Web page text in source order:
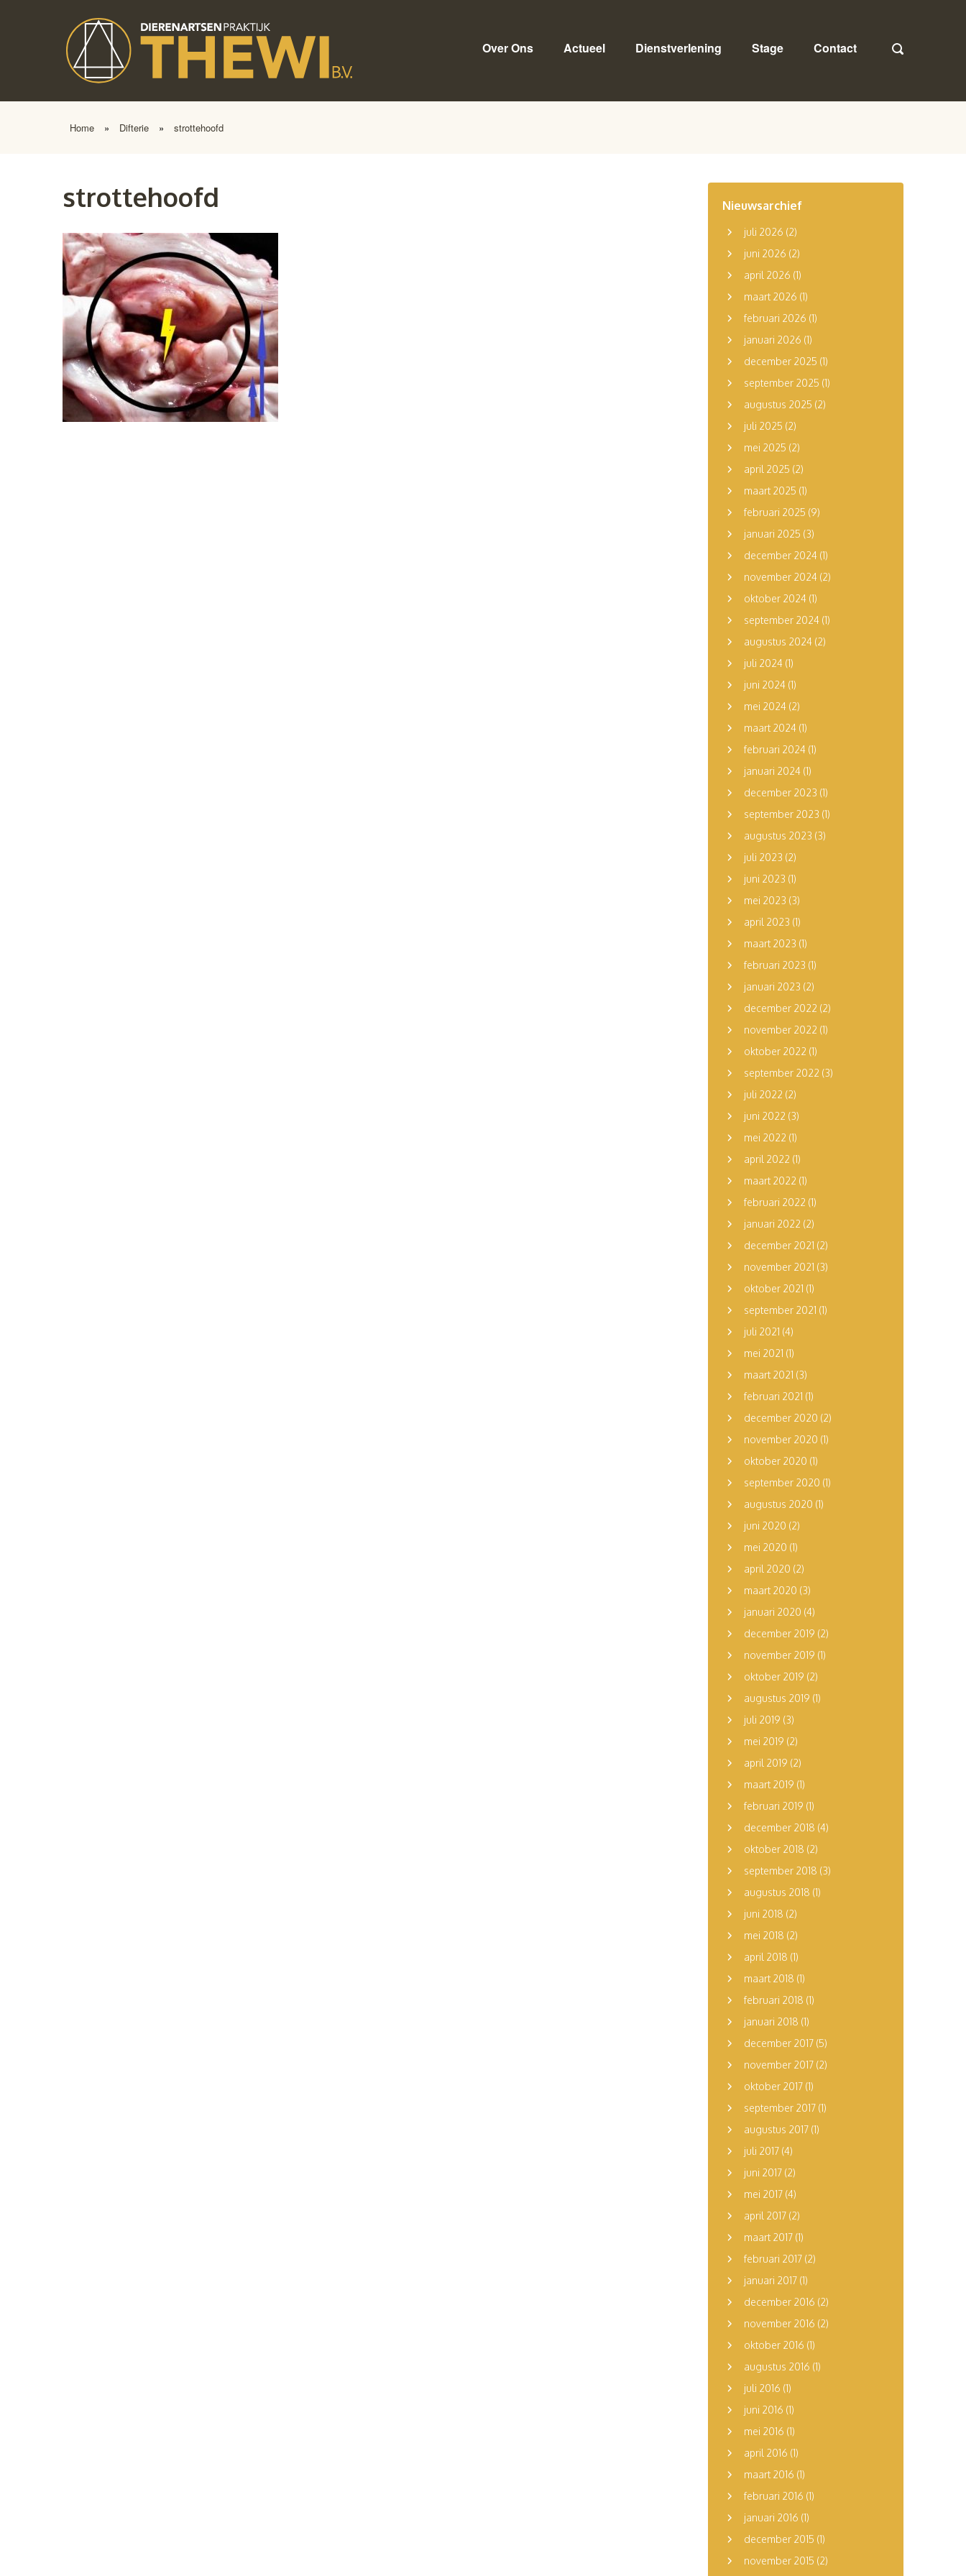
Over Ons Actueel Dienstverlening Stage Contact
Home » Difterie » strottehoofd
strottehoofd Nieuwsarchief
juli 2026 (2)
juni 2026 (2)
april 2026 (1)
maart 2026 (1)
februari 2026 (1)
januari 2026 (1)
december 2025 (1)
september 2025 (1)
augustus 2025 (2)
juli 2025 (2)
mei 2025 (2)
april 2025 (2)
maart 2025 (1)
februari 2025 (9)
januari 2025 (3)
december 2024 (1)
november 2024 (2)
oktober 2024 (1)
september 2024 (1)
augustus 2024 (2)
juli 2024 (1)
juni 2024 (1)
mei 2024 (2)
maart 2024 (1)
februari 2024 (1)
januari 2024 (1)
december 2023 (1)
september 2023 (1)
augustus 2023 (3)
juli 2023 (2)
juni 2023 (1)
mei 2023 (3)
april 2023 (1)
maart 2023 (1)
februari 2023 (1)
januari 2023 (2)
december 2022 (2)
november 2022 (1)
oktober 2022 (1)
september 2022 (3)
juli 2022 (2)
juni 2022 (3)
mei 2022 (1)
april 2022 (1)
maart 2022 (1)
februari 2022 (1)
januari 2022 (2)
december 2021 (2)
november 2021 (3)
oktober 2021 (1)
september 2021 (1)
juli 2021 (4)
mei 2021 (1)
maart 2021 (3)
februari 2021 (1)
december 2020 (2)
november 2020 (1)
oktober 2020 (1)
september 2020 (1)
augustus 2020 (1)
juni 2020 (2)
mei 2020 (1)
april 2020 (2)
maart 2020 (3)
januari 2020 (4)
december 2019 (2)
november 2019 (1)
oktober 2019 (2)
augustus 2019 (1)
juli 2019 (3)
mei 2019 (2)
april 2019 (2)
maart 2019 (1)
februari 2019 (1)
december 2018 (4)
oktober 2018 (2)
september 2018 (3)
augustus 2018 (1)
juni 2018 (2)
mei 2018 (2)
april 2018 (1)
maart 2018 (1)
februari 2018 (1)
januari 2018 (1)
december 2017 (5)
november 2017 (2)
oktober 2017 (1)
september 2017 (1)
augustus 2017 (1)
juli 2017 (4)
juni 2017 (2)
mei 2017 (4)
april 2017 (2)
maart 2017 (1)
februari 2017 (2)
januari 2017 (1)
december 2016 (2)
november 2016 (2)
oktober 2016 (1)
augustus 2016 (1)
juli 2016 (1)
juni 2016 (1)
mei 2016 (1)
april 2016 (1)
maart 2016 (1)
februari 2016 (1)
januari 2016 (1)
december 2015 (1)
november 2015 (2)